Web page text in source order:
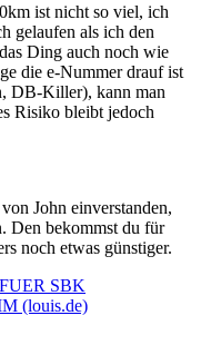
ist nicht so viel, ich
gelaufen als ich den
Ding auch noch wie
die e-Nummer drauf ist
DB-Killer), kann man
Risiko bleibt jedoch
John einverstanden,
Den bekommst du für
noch etwas günstiger.
SBK
(louis.de)